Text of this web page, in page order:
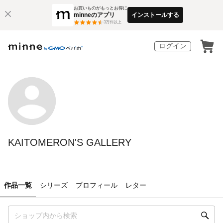
お買いものがもっとお得に
minneのアプリ
3万件以上
インストールする
ログイン
KAITOMERON'S GALLERY
作品一覧 シリーズ プロフィール レター